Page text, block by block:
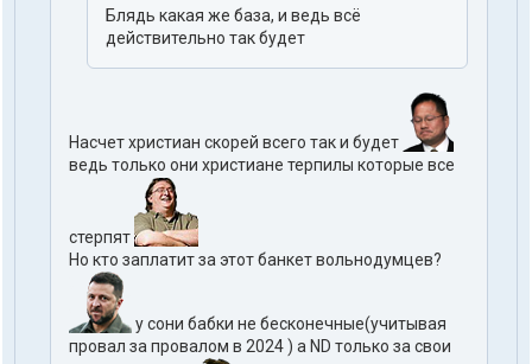
Блядь какая же база, и ведь всё
действительно так будет
Насчет христиан скорей всего так и будет
ведь только они христиане терпилы которые все
стерпят
Но кто заплатит за этот банкет вольнодумцев?
у сони бабки не бесконечные(учитывая
провал за провалом в 2024 ) а ND только за свои